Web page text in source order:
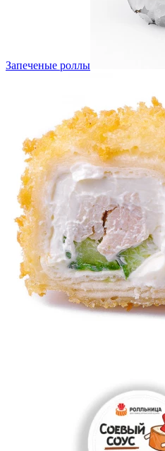
Запеченые роллы